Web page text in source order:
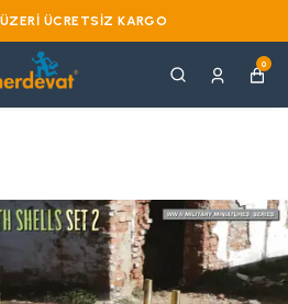
ÜCRETSIZ KARGO
0